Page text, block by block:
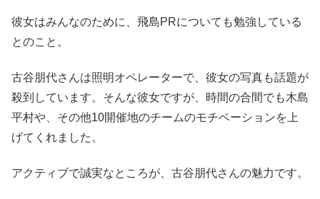
彼女はみんなのために、飛島PRについても勉強している
とのこと。
古谷朋代さんは照明オペレーターで、彼女の写真も話題が
殺到しています。そんな彼女ですが、時間の合間でも木島
平村や、その他10開催地のチームのモチベーションを上
げてくれました。
アクティブで誠実なところが、古谷朋代さんの魅力です。